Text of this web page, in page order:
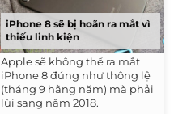
iPhone 8 sẽ bị hoãn ra mắt vì
thiếu linh kiện
Apple sẽ không thể ra mắt
iPhone 8 đúng như thông lệ
(tháng 9 hằng năm) mà phải
lùi sang năm 2018.